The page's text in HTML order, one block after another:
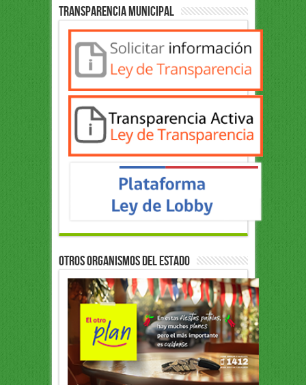
Transparencia Municipal
OTROS ORGANISMOS DEL ESTADO